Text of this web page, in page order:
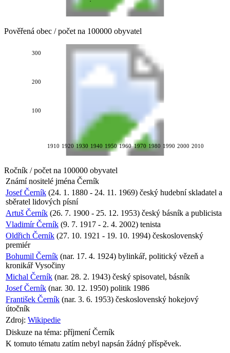
Pověřená obec / počet na 100000 obyvatel
1910 1920 1930 1940 1950 1960 1970 1980 1990 2000 2010
100
200
300
Ročník / počet na 100000 obyvatel
Známí nositelé jména Černík
Josef Černík (24. 1. 1880 - 24. 11. 1969) český hudební skladatel a
sběratel lidových písní
Artuš Černík (26. 7. 1900 - 25. 12. 1953) český básník a publicista
Vladimír Černík (9. 7. 1917 - 2. 4. 2002) tenista
Oldřich Černík (27. 10. 1921 - 19. 10. 1994) československý
premiér
Bohumil Černík (nar. 17. 4. 1924) bylinkář, politický vězeň a
kronikář Vysočiny
Michal Černík (nar. 28. 2. 1943) český spisovatel, básník
Josef Černík (nar. 30. 12. 1950) politik 1986
František Černík (nar. 3. 6. 1953) československý hokejový
útočník
Zdroj: Wikipedie
Diskuze na téma: příjmení Černík
K tomuto tématu zatím nebyl napsán žádný příspěvek.